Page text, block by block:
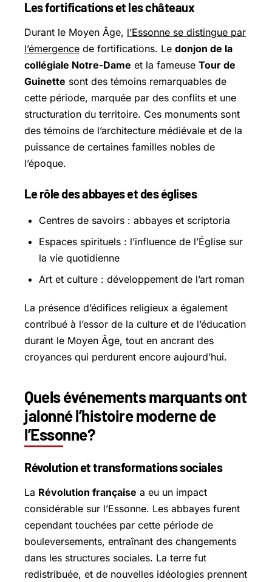
Les fortifications et les châteaux
Durant le Moyen Âge, l’Essonne se distingue par
l’émergence de fortifications. Le donjon de la
collégiale Notre-Dame et la fameuse Tour de
Guinette sont des témoins remarquables de
cette période, marquée par des conflits et une
structuration du territoire. Ces monuments sont
des témoins de l’architecture médiévale et de la
puissance de certaines familles nobles de
l’époque.
Le rôle des abbayes et des églises
Centres de savoirs : abbayes et scriptoria
Espaces spirituels : l’influence de l’Église sur
la vie quotidienne
Art et culture : développement de l’art roman
La présence d’édifices religieux a également
contribué à l’essor de la culture et de l’éducation
durant le Moyen Âge, tout en ancrant des
croyances qui perdurent encore aujourd’hui.
Quels événements marquants ont
jalonné l’histoire moderne de
l’Essonne?
Révolution et transformations sociales
La Révolution française a eu un impact
considérable sur l’Essonne. Les abbayes furent
cependant touchées par cette période de
bouleversements, entraînant des changements
dans les structures sociales. La terre fut
redistribuée, et de nouvelles idéologies prennent